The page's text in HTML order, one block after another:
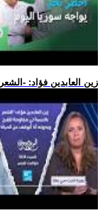
.. زين العابدين فؤاد: -